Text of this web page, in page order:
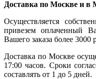
Доставка по Москве и
Осуществляется
привезем оплаченный
Вашего заказа более 3000
Доставка по Москве
17:00 часов. Сроки
составлять от 1 до 5 дней.